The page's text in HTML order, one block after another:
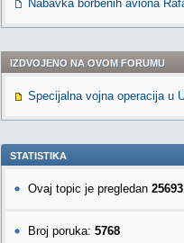
Nabavka borbenih aviona
IZDVOJENO NA OVOM FORUMU
Specijalna vojna operacija u
STATISTIKA
Ovaj topic je pregledan
Broj poruka: 5768